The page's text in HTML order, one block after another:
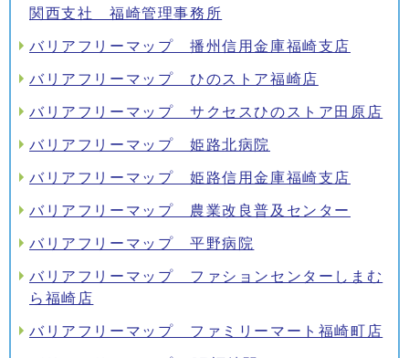
関西支社 福崎管理事務所
バリアフリーマップ 播州信用金庫福崎支店
バリアフリーマップ ひのストア福崎店
バリアフリーマップ サクセスひのストア田原店
バリアフリーマップ 姫路北病院
バリアフリーマップ 姫路信用金庫福崎支店
バリアフリーマップ 農業改良普及センター
バリアフリーマップ 平野病院
バリアフリーマップ ファションセンターしまむ
ら福崎店
バリアフリーマップ ファミリーマート福崎町店